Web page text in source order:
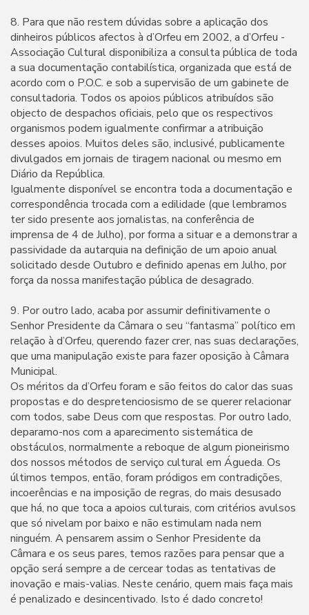
8. Para que não restem dúvidas sobre a aplicação dos
dinheiros públicos afectos à d’Orfeu em 2002, a d’Orfeu -
Associação Cultural disponibiliza a consulta pública de toda
a sua documentação contabilística, organizada que está de
acordo com o P.O.C. e sob a supervisão de um gabinete de
consultadoria. Todos os apoios públicos atribuídos são
objecto de despachos oficiais, pelo que os respectivos
organismos podem igualmente confirmar a atribuição
desses apoios. Muitos deles são, inclusivé, publicamente
divulgados em jornais de tiragem nacional ou mesmo em
Diário da República.
Igualmente disponível se encontra toda a documentação e
correspondência trocada com a edilidade (que lembramos
ter sido presente aos jornalistas, na conferência de
imprensa de 4 de Julho), por forma a situar e a demonstrar a
passividade da autarquia na definição de um apoio anual
solicitado desde Outubro e definido apenas em Julho, por
força da nossa manifestação pública de desagrado.
9. Por outro lado, acaba por assumir definitivamente o
Senhor Presidente da Câmara o seu “fantasma” político em
relação à d’Orfeu, querendo fazer crer, nas suas declarações,
que uma manipulação existe para fazer oposição à Câmara
Municipal.
Os méritos da d’Orfeu foram e são feitos do calor das suas
propostas e do despretenciosismo de se querer relacionar
com todos, sabe Deus com que respostas. Por outro lado,
deparamo-nos com a aparecimento sistemática de
obstáculos, normalmente a reboque de algum pioneirismo
dos nossos métodos de serviço cultural em Águeda. Os
últimos tempos, então, foram pródigos em contradições,
incoerências e na imposição de regras, do mais desusado
que há, no que toca a apoios culturais, com critérios avulsos
que só nivelam por baixo e não estimulam nada nem
ninguém. A pensarem assim o Senhor Presidente da
Câmara e os seus pares, temos razões para pensar que a
opção será sempre a de cercear todas as tentativas de
inovação e mais-valias. Neste cenário, quem mais faça mais
é penalizado e desincentivado. Isto é dado concreto!